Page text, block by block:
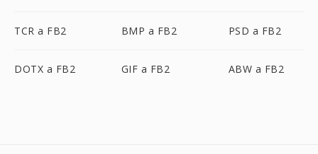
TCR a FB2 BMP a FB2 PSD a FB2
DOTX a FB2 GIF a FB2 ABW a FB2